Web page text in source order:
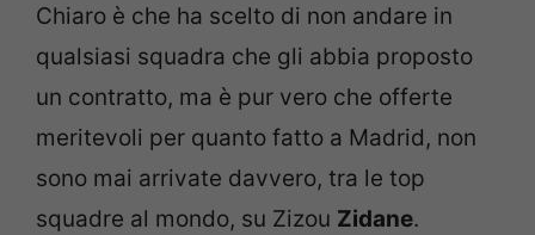
Chiaro è che ha scelto di non andare in
qualsiasi squadra che gli abbia proposto
un contratto, ma è pur vero che offerte
meritevoli per quanto fatto a Madrid, non
sono mai arrivate davvero, tra le top
squadre al mondo, su Zizou Zidane.